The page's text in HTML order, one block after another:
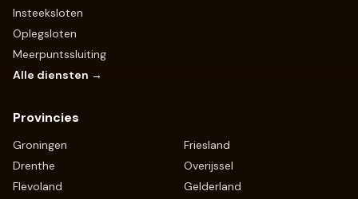
Insteeksloten
Oplegsloten
Meerpuntssluiting
Alle diensten →
Provincies
Groningen
Friesland
Drenthe
Overijssel
Flevoland
Gelderland